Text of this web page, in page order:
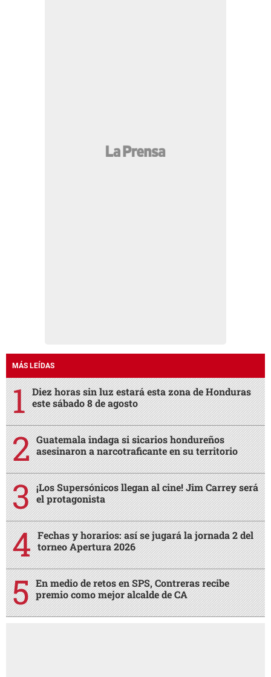
MÁS LEÍDAS
Diez horas sin luz estará esta zona de Honduras
este sábado 8 de agosto
Guatemala indaga si sicarios hondureños
asesinaron a narcotraficante en su territorio
¡Los Supersónicos llegan al cine! Jim Carrey será
el protagonista
Fechas y horarios: así se jugará la jornada 2 del
torneo Apertura 2026
En medio de retos en SPS, Contreras recibe
premio como mejor alcalde de CA